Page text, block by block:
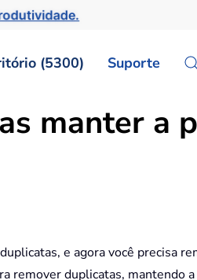
(5300) Suporte
manter a
e agora você precisa
duplicatas, mantendo